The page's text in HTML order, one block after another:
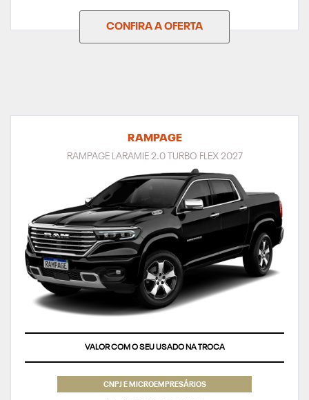
CONFIRA A OFERTA
RAMPAGE
RAMPAGE LARAMIE 2.0 TURBO FLEX 2027
VALOR COM O SEU USADO NA TROCA
CNPJ E MICROEMPRESÁRIOS